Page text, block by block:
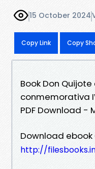
15 October 2024
Copy Link Copy
Book Don
conmemorativa
PDF Download -
Download
http://